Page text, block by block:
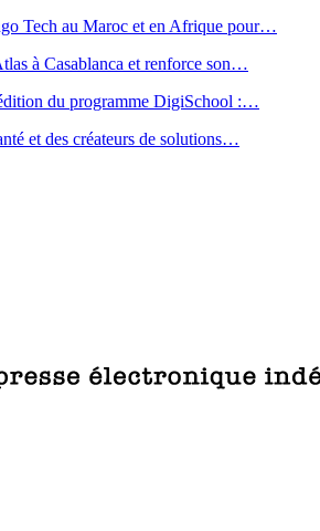
Tech au Maroc et en Afrique pour…
à Casablanca et renforce son…
du programme DigiSchool :…
et des créateurs de solutions…